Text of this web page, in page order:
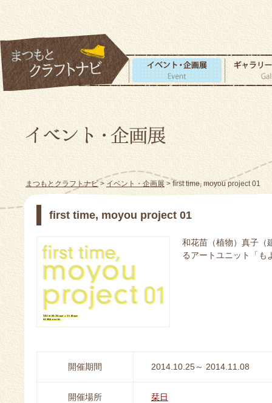
まつもとクラフトナビ>イベント・企画展> first time, moyou project 01
first time, moyou project 01
和花苗（植物）真子（
るアートユニット「も
開催期間 2014.10.25～ 2014.11.08
開催場所 栞日